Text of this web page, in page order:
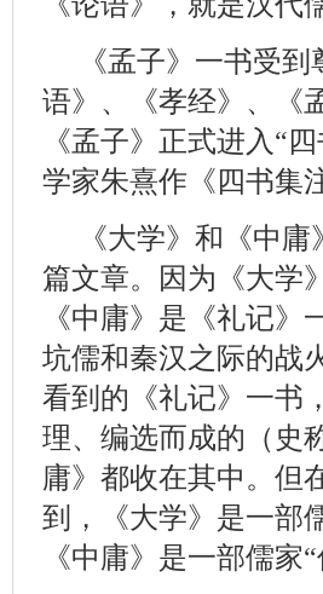
《孟子》一书受
语》、《孝经》、《
《孟子》正式进入“
学家朱熹作《四书集
《大学》和《中
篇文章。因为《大学
《中庸》是《礼记
坑儒和秦汉之际的战
看到的《礼记》一书
理、编选而成的（史
庸》都收在其中。但
到，《大学》是一部
《中庸》是一部儒家